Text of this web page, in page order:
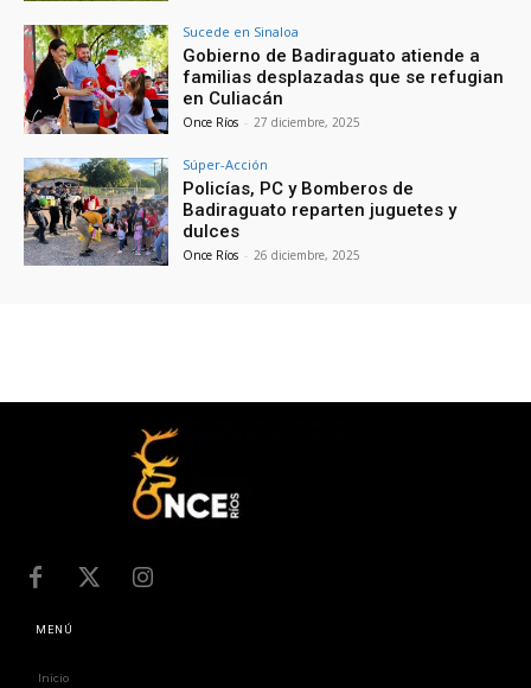
Sucede en Sinaloa
Gobierno de Badiraguato atiende a
familias desplazadas que se refugian
en Culiacán
Once Ríos - 27 diciembre, 2025
Súper-Acción
Policías, PC y Bomberos de
Badiraguato reparten juguetes y
dulces
Once Ríos - 26 diciembre, 2025
MENÚ
Inicio